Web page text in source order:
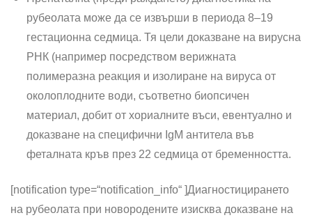
рубеолата може да се извърши в периода 8–19
гестационна седмица. Тя цели доказване на вирусна
РНК (например посредством верижната
полимеразна реакция и изолиране на вируса от
околоплодните води, съответно биопсичен
материал, добит от хориалните въси, евентуално и
доказване на специфични IgM антитела във
феталната кръв през 22 седмица от бременността.
[notification type=“notification_info“ ]Диагностицирането
на рубеолата при новородените изисква доказване на